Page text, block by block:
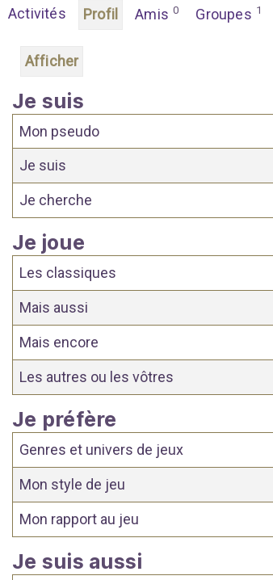
Activités Profil Amis 0 Groupes 1
Afficher
Je suis
Mon pseudo
Je suis
Je cherche
Je joue
Les classiques
Mais aussi
Mais encore
Les autres ou les vôtres
Je préfère
Genres et univers de jeux
Mon style de jeu
Mon rapport au jeu
Je suis aussi